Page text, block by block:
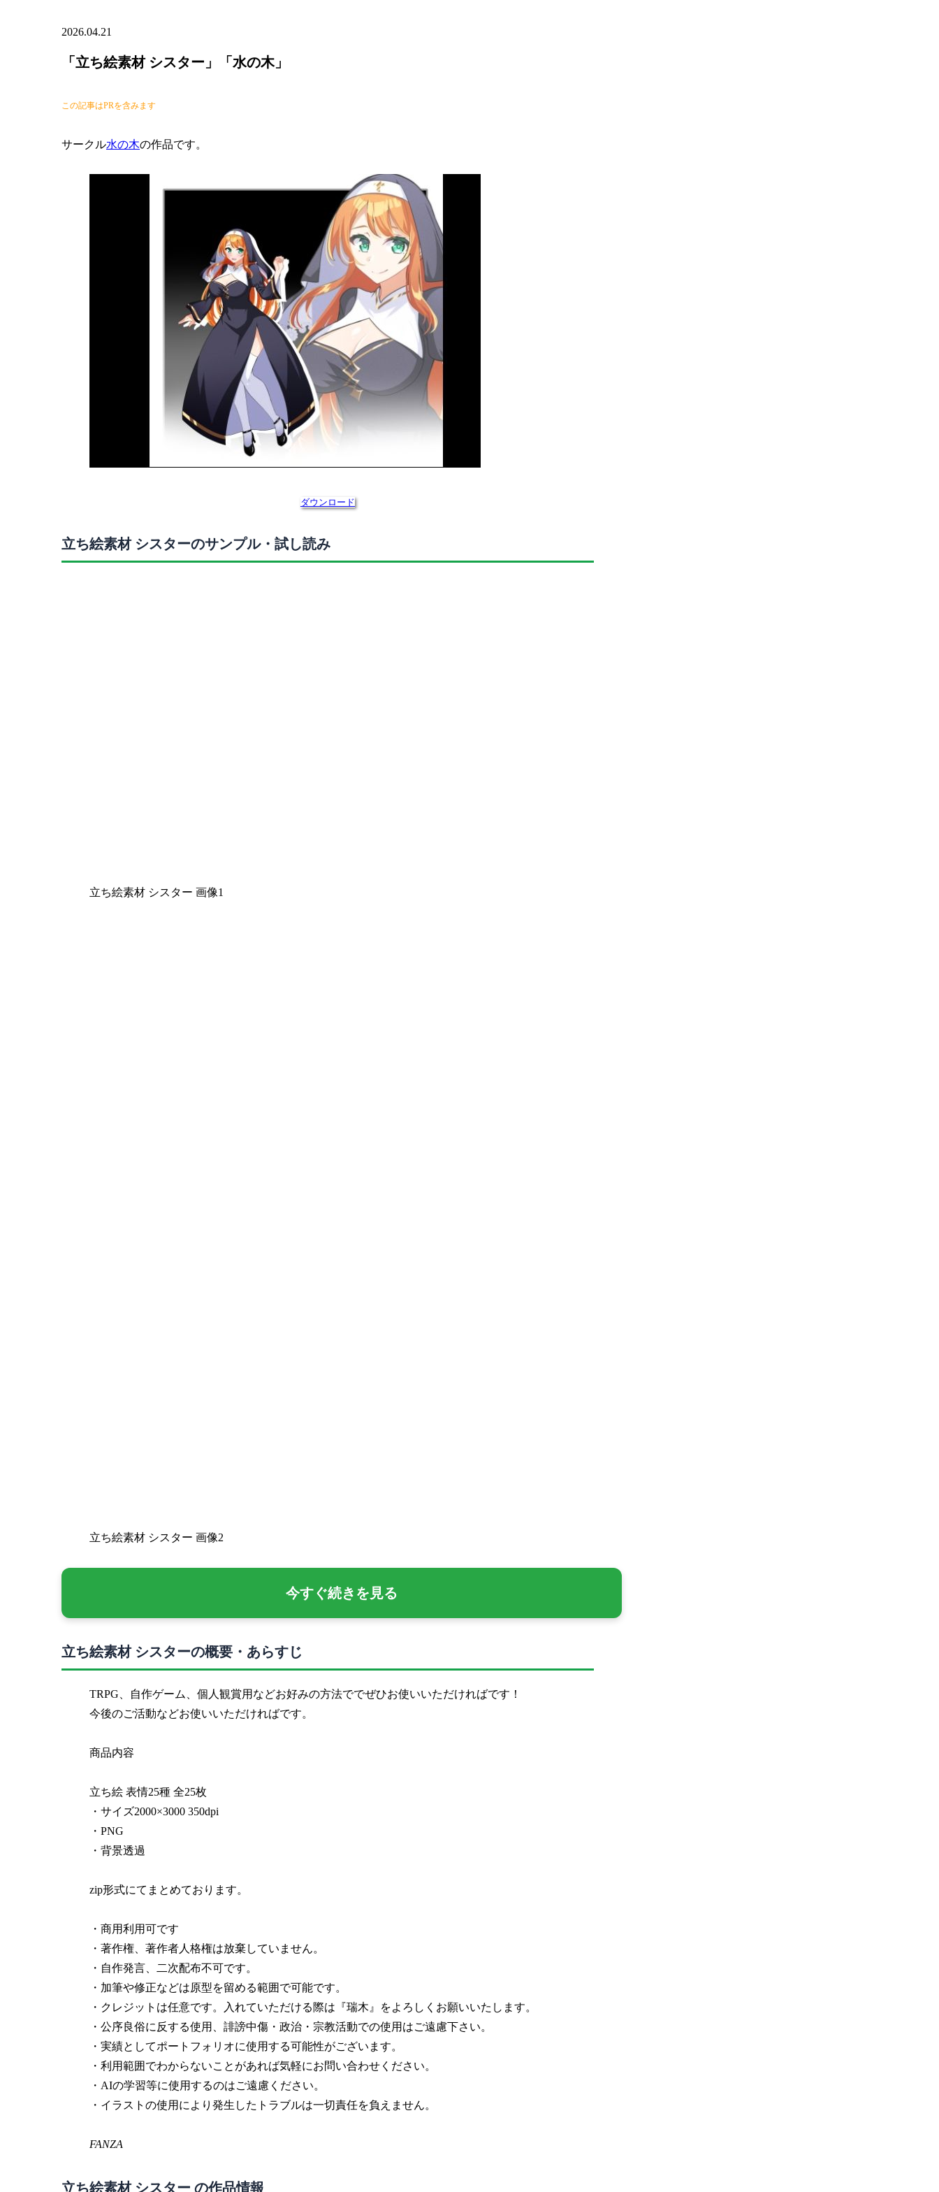
2026.04.21
「立ち絵素材 シスター」「水の木」
この記事はPRを含みます
サークル水の木の作品です。
ダウンロード
立ち絵素材 シスターのサンプル・試し読み
立ち絵素材 シスター 画像1
立ち絵素材 シスター 画像2
今すぐ続きを見る
立ち絵素材 シスターの概要・あらすじ
TRPG、自作ゲーム、個人観賞用などお好みの方法ででぜひお使いいただければです！
今後のご活動などお使いいただければです。
商品内容
立ち絵 表情25種 全25枚
・サイズ2000×3000 350dpi
・PNG
・背景透過
zip形式にてまとめております。
・商用利用可です
・著作権、著作者人格権は放棄していません。
・自作発言、二次配布不可です。
・加筆や修正などは原型を留める範囲で可能です。
・クレジットは任意です。入れていただける際は『瑞木』をよろしくお願いいたします。
・公序良俗に反する使用、誹謗中傷・政治・宗教活動での使用はご遠慮下さい。
・実績としてポートフォリオに使用する可能性がございます。
・利用範囲でわからないことがあれば気軽にお問い合わせください。
・AIの学習等に使用するのはご遠慮ください。
・イラストの使用により発生したトラブルは一切責任を負えません。
FANZA
立ち絵素材 シスター の作品情報